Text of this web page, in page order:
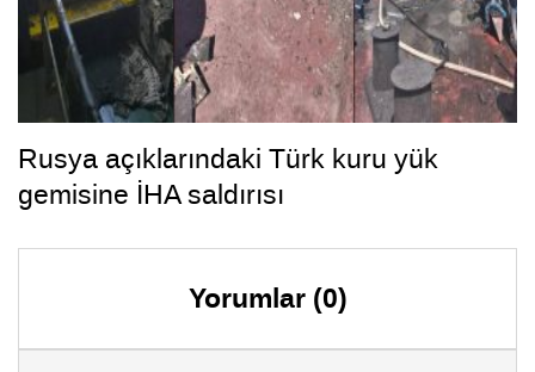
Rusya açıklarındaki Türk kuru yük
gemisine İHA saldırısı
Yorumlar (0)